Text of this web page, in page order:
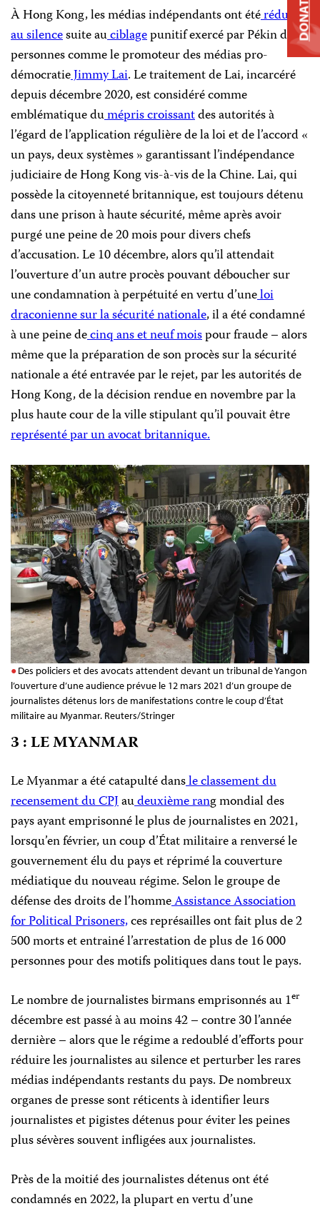
À Hong Kong, les médias indépendants ont étéréduits
au silencesuite auciblagepunitif exercé par Pékin de
personnes comme le promoteur des médias pro-
démocratieJimmy Lai. Le traitement de Lai, incarcéré
depuis décembre 2020, est considéré comme
emblématique dumépris croissantdes autorités à
l’égard de l’application régulière de la loi et de l’accord «
un pays, deux systèmes » garantissant l’indépendance
judiciaire de Hong Kong vis-à-vis de la Chine. Lai, qui
possède la citoyenneté britannique, est toujours détenu
dans une prison à haute sécurité, même après avoir
purgé une peine de 20 mois pour divers chefs
d’accusation. Le 10 décembre, alors qu’il attendait
l’ouverture d’un autre procès pouvant déboucher sur
une condamnation à perpétuité en vertu d’uneloi
draconienne sur la sécurité nationale, il a été condamné
à une peine decinq ans et neuf moispour fraude – alors
même que la préparation de son procès sur la sécurité
nationale a été entravée par le rejet, par les autorités de
Hong Kong, de la décision rendue en novembre par la
plus haute cour de la ville stipulant qu’il pouvait être
représenté par un avocat britannique.
Des policiers et des avocats attendent devant un tribunal de Yangon
l’ouverture d’une audience prévue le 12 mars 2021 d’un groupe de
journalistes détenus lors de manifestations contre le coup d’État
militaire au Myanmar. Reuters/Stringer
3 : LE MYANMAR
Le Myanmar a été catapulté dansle classement du
recensement du CPJaudeuxième rang mondial des
pays ayant emprisonné le plus de journalistes en 2021,
lorsqu’en février, un coup d’État militaire a renversé le
gouvernement élu du pays et réprimé la couverture
médiatique du nouveau régime. Selon le groupe de
défense des droits de l’hommeAssistance Association
for Political Prisoners,ces représailles ont fait plus de 2
500 morts et entrainé l’arrestation de plus de 16 000
personnes pour des motifs politiques dans tout le pays.
Le nombre de journalistes birmans emprisonnés au 1er
décembre est passé à au moins 42 – contre 30 l’année
dernière – alors que le régime a redoublé d’efforts pour
réduire les journalistes au silence et perturber les rares
médias indépendants restants du pays. De nombreux
organes de presse sont réticents à identifier leurs
journalistes et pigistes détenus pour éviter les peines
plus sévères souvent infligées aux journalistes.
Près de la moitié des journalistes détenus ont été
condamnés en 2022, la plupart en vertu d’une
DONATE